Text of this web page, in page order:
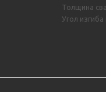
Толщина
Угол